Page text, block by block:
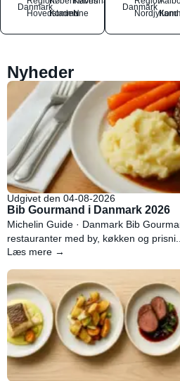
Danmark
Hovedstaden
Kommune
N
Danmark
Nordjylland
Nyheder
Udgivet den 04-08-2026
Bib Gourmand i Danmark 2026
Michelin Guide · Danmark Bib
restauranter med by, køkken og prisni...
Læs mere →